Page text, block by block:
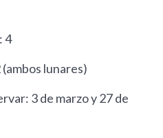
4
lunares)
3 de marzo y 27 de